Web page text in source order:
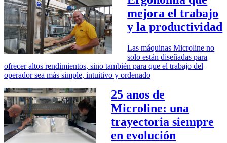
mejora el trabajo
y la productividad
Las máquinas Microline no
solo están diseñadas para
ofrecer altos rendimientos, sino también para que el trabajo del
operador sea más simple, intuitivo y ordenado
25 anos de
Microline: una
trayectoria siempre
en evolución